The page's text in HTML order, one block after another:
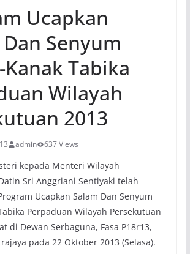
Ucapkan
Senyum
Kanak Tabika
Wilayah
2013
admin 637 Views
Isteri kepada Menteri Wilayah
Sri Anggriani Sentiyaki telah
Ucapkan Salam Dan Senyum
Perpaduan Wilayah Persekutuan
di Dewan Serbaguna, Fasa P18r13,
pada 22 Oktober 2013 (Selasa).